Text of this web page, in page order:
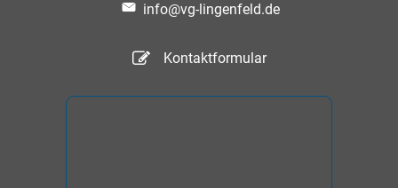
info@vg-lingenfeld.de
Kontaktformular